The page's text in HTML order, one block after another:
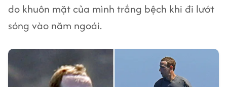
do khuôn mặt của mình trắng bệch khi đi lướt
sóng vào năm ngoái.